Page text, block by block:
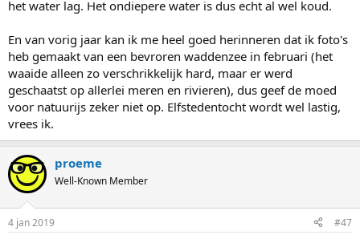
het water lag. Het ondiepere water is dus echt al wel koud.
En van vorig jaar kan ik me heel goed herinneren dat ik foto's
heb gemaakt van een bevroren waddenzee in februari (het
waaide alleen zo verschrikkelijk hard, maar er werd
geschaatst op allerlei meren en rivieren), dus geef de moed
voor natuurijs zeker niet op. Elfstedentocht wordt wel lastig,
vrees ik.
proeme
Well-Known Member
4 jan 2019 #47